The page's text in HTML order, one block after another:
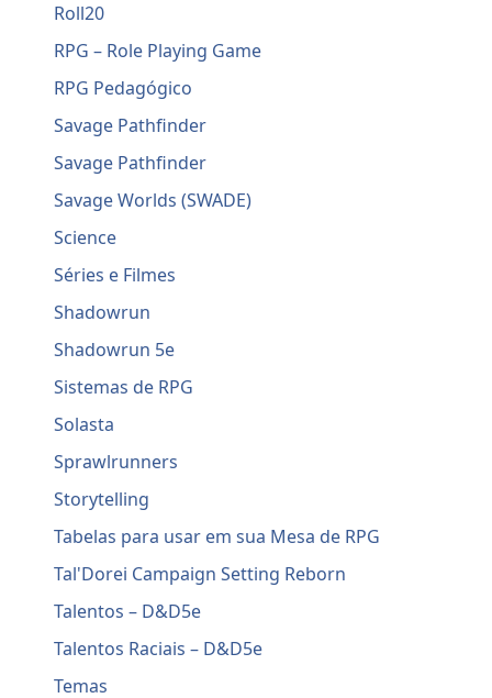
Roll20
RPG – Role Playing Game
RPG Pedagógico
Savage Pathfinder
Savage Pathfinder
Savage Worlds (SWADE)
Science
Séries e Filmes
Shadowrun
Shadowrun 5e
Sistemas de RPG
Solasta
Sprawlrunners
Storytelling
Tabelas para usar em sua Mesa de RPG
Tal'Dorei Campaign Setting Reborn
Talentos – D&D5e
Talentos Raciais – D&D5e
Temas